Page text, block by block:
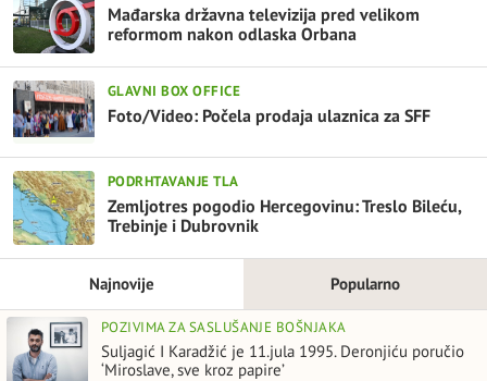
Mađarska državna televizija pred velikom
reformom nakon odlaska Orbana
GLAVNI BOX OFFICE
Foto/Video: Počela prodaja ulaznica za SFF
PODRHTAVANJE TLA
Zemljotres pogodio Hercegovinu: Treslo Bileću,
Trebinje i Dubrovnik
Najnovije Popularno
POZIVIMA ZA SASLUŠANJE BOŠNJAKA
Suljagić I Karadžić je 11.jula 1995. Deronjiću poručio
‘Miroslave, sve kroz papire’